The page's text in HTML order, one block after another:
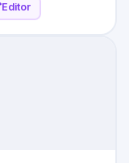
Editor